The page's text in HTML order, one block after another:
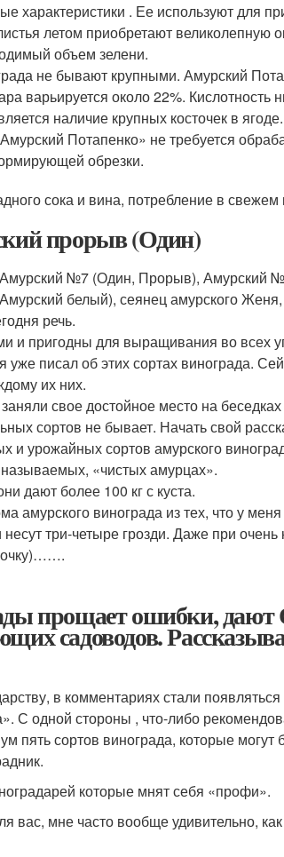
характеристики . Ее используют для
летом приобретают великолепную
объем зелени.
не бывают крупными. Амурский
варьируется около 22%. Кислотность
наличие крупных косточек в ягоде.
Потапенко» не требуется
обрезки.
сока и вина, потребление в свежем
прорыв (Один)
№7 (Один, Прорыв), Амурский
белый), сеянец амурского
речь.
и пригодны для выращивания во всех
писал об этих сортах винограда.
их них.
свое достойное место на
сортов не бывает. Начать свой
и урожайных сортов амурского
«чистых амурцах».
дают более 100 кг с куста.
винограда из тех, что у меня
три-четыре грозди. Даже при очень
прощает ошибки,
садоводов.
в комментариях стали
С одной стороны , что-либо
пять сортов винограда, которые
которые мнят себя «профи».
вас, мне часто вообще удивительно,